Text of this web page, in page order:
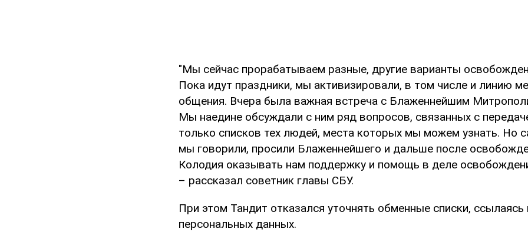
"Мы сейчас прорабатываем разные, другие варианты
Пока идут праздники, мы активизировали, в том числе и линию
общения. Вчера была важная встреча с Блаженнейшим
Мы наедине обсуждали с ним ряд вопросов, связанных с
только списков тех людей, места которых мы можем узнать. Но
мы говорили, просили Блаженнейшего и дальше после
Колодия оказывать нам поддержку и помощь в деле
– рассказал советник главы СБУ.
При этом Тандит отказался уточнять обменные списки, ссылаясь
персональных данных.